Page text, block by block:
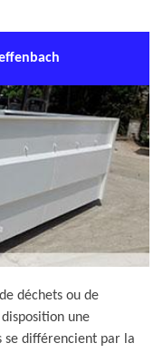
déchets ou de
une
se différencient par la